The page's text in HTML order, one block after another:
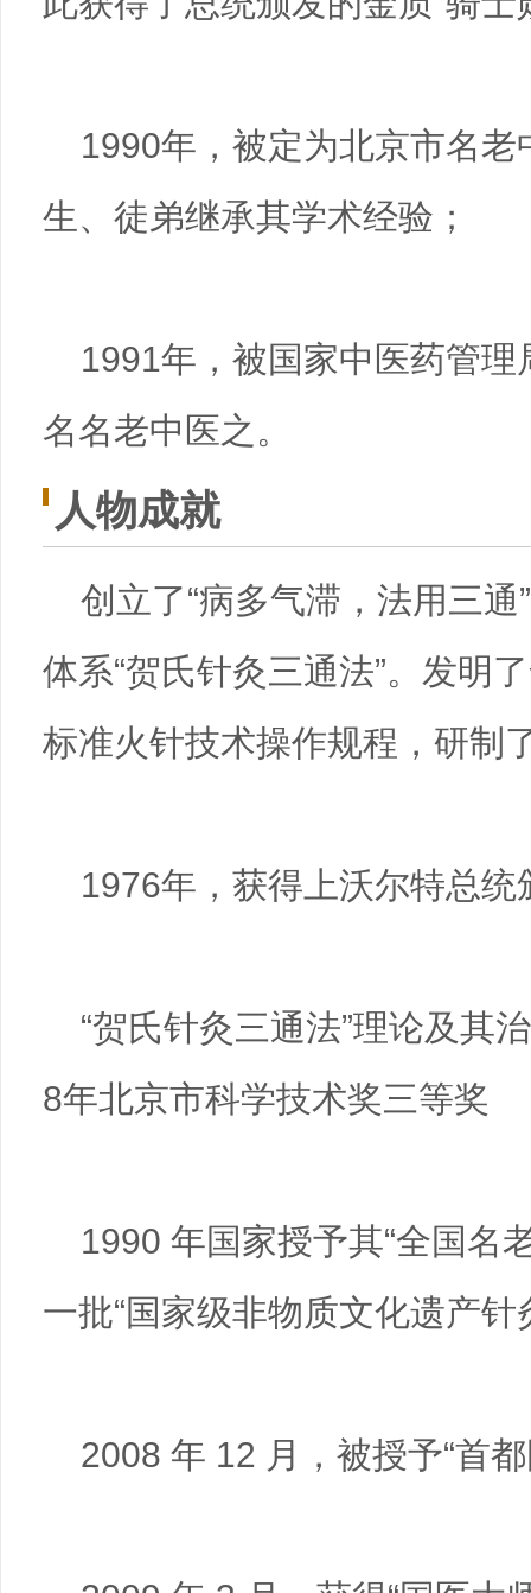
1990年，被定为北京市名
生、徒弟继承其学术经验；
1991年，被国家中医药管
名名老中医之。
人物成就
创立了“病多气滞，法用三
体系“贺氏针灸三通法”。发明
标准火针技术操作规程，研制
1976年，获得上沃尔特总统
“贺氏针灸三通法”理论及其
8年北京市科学技术奖三等奖
1990 年国家授予其“全国名
一批“国家级非物质文化遗产
2008 年 12 月，被授予“首